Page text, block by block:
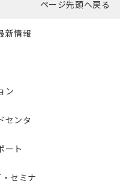
括ダウンロード
ページ先頭へ戻る
新情報
ン
センタ
ート
セミナ